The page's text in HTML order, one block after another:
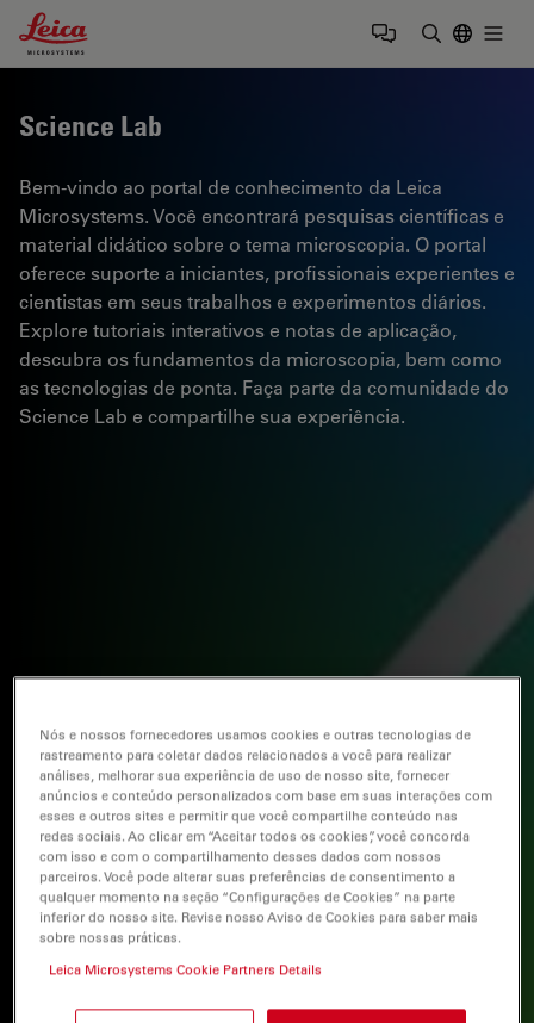
Leica Microsystems Logo
Science Lab
Bem-vindo ao portal de conhecimento da Leica
Microsystems. Você encontrará pesquisas científicas e
material didático sobre o tema microscopia. O portal
oferece suporte a iniciantes, profissionais experientes e
cientistas em seus trabalhos e experimentos diários.
Explore tutoriais interativos e notas de aplicação,
descubra os fundamentos da microscopia, bem como
as tecnologias de ponta. Faça parte da comunidade do
Science Lab e compartilhe sua experiência.
Nós e nossos fornecedores usamos cookies e outras tecnologias de
rastreamento para coletar dados relacionados a você para realizar
análises, melhorar sua experiência de uso de nosso site, fornecer
anúncios e conteúdo personalizados com base em suas interações com
esses e outros sites e permitir que você compartilhe conteúdo nas
redes sociais. Ao clicar em “Aceitar todos os cookies”, você concorda
com isso e com o compartilhamento desses dados com nossos
parceiros. Você pode alterar suas preferências de consentimento a
qualquer momento na seção “Configurações de Cookies” na parte
inferior do nosso site. Revise nosso Aviso de Cookies para saber mais
sobre nossas práticas.
Leica Microsystems Cookie Partners Details